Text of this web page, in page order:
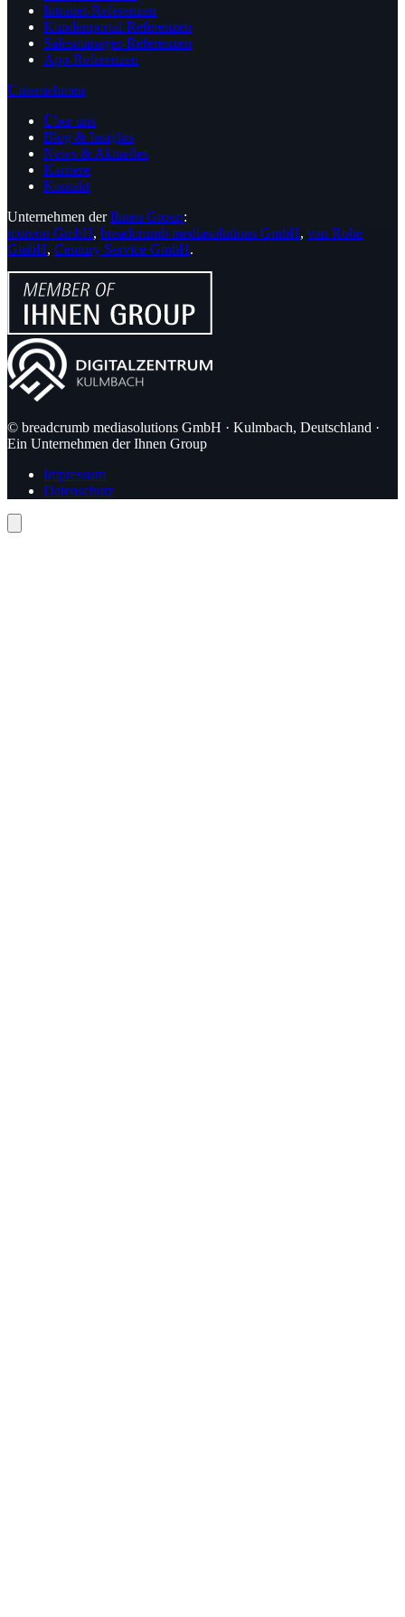
Intranet-Referenzen
Kundenportal-Referenzen
Salesmanager-Referenzen
App-Referenzen
Unternehmen
Über uns
Blog & Insights
News & Aktuelles
Karriere
Kontakt
Unternehmen derIhnen Group:
icoreon GmbH, breadcrumb mediasolutions GmbH, van Rohe
GmbH, Century Service GmbH.
© breadcrumb mediasolutions GmbH · Kulmbach, Deutschland ·
Ein Unternehmen der Ihnen Group
Impressum
Datenschutz